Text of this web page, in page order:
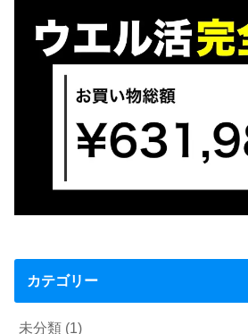
カテゴリー
未分類 (1)